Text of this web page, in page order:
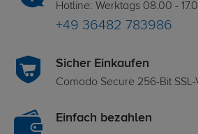
Hotline: Werktags 08.00 -
+49 36482 783986
Sicher Einkaufen
Comodo Secure 256-Bit
Einfach bezahlen